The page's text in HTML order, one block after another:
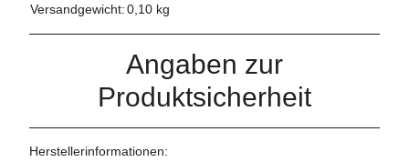
Versandgewicht:0,10 kg
Angaben zur
Produktsicherheit
Herstellerinformationen: